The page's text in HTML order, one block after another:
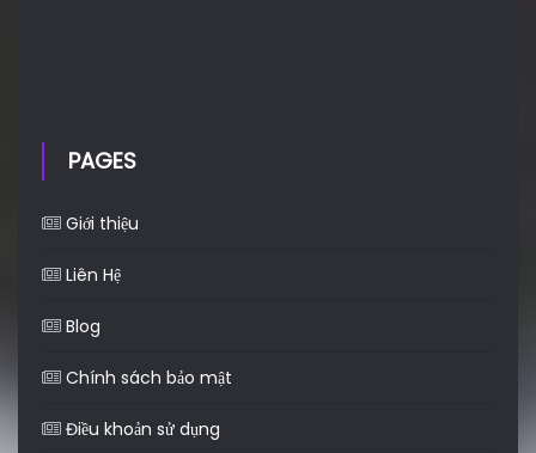
PAGES
Giới thiệu
Liên Hệ
Blog
Chính sách bảo mật
Điều khoản sử dụng